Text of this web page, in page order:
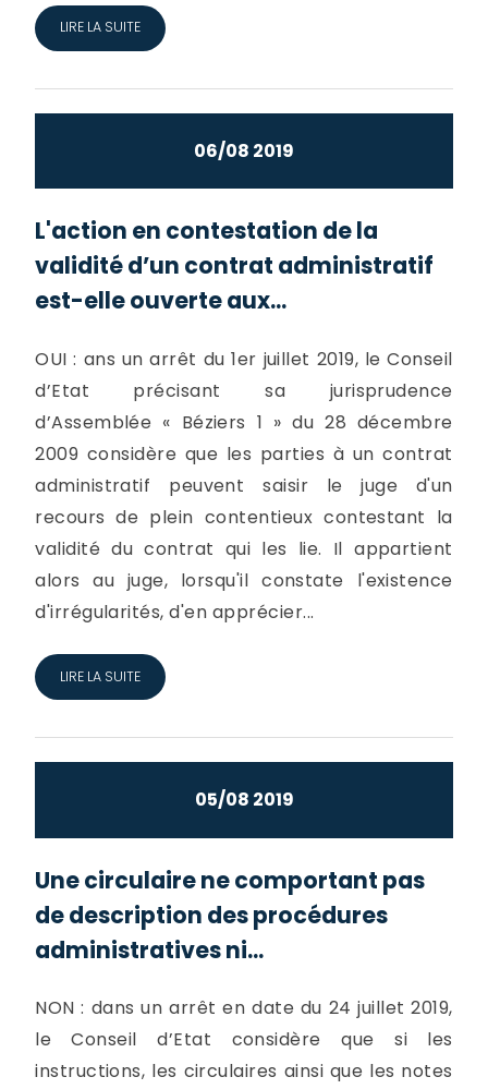
LIRE LA SUITE
06/08 2019
L'action en contestation de la
validité d’un contrat administratif
est-elle ouverte aux...
OUI : ans un arrêt du 1er juillet 2019, le Conseil
d’Etat précisant sa jurisprudence
d’Assemblée « Béziers 1 » du 28 décembre
2009 considère que les parties à un contrat
administratif peuvent saisir le juge d'un
recours de plein contentieux contestant la
validité du contrat qui les lie. Il appartient
alors au juge, lorsqu'il constate l'existence
d'irrégularités, d'en apprécier...
LIRE LA SUITE
05/08 2019
Une circulaire ne comportant pas
de description des procédures
administratives ni...
NON : dans un arrêt en date du 24 juillet 2019,
le Conseil d’Etat considère que si les
instructions, les circulaires ainsi que les notes